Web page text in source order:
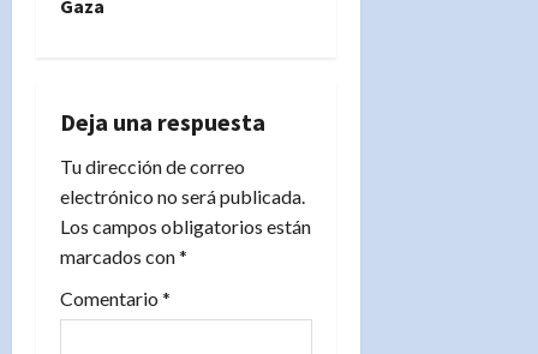
c
ó
n
d
e
e
Gaza
Deja una respuesta
Tu dirección de correo
electrónico no será publicada.
Los campos obligatorios están
marcados con*
Comentario *